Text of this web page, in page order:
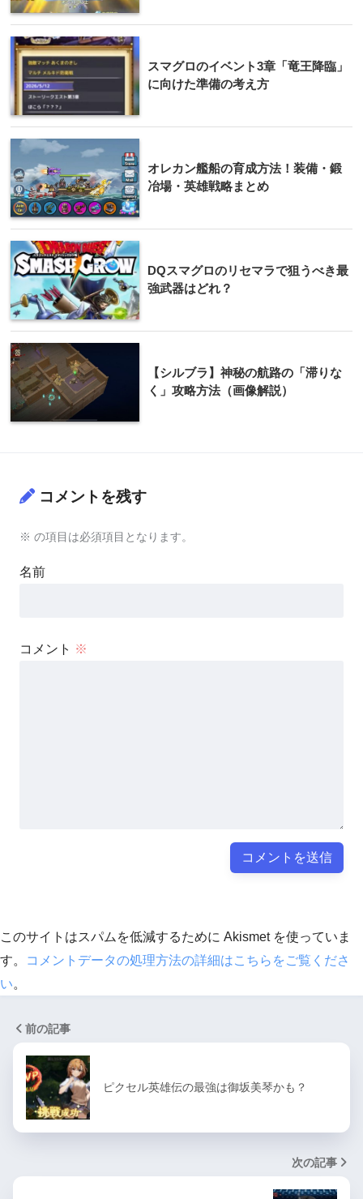
スマグロのイベント3章「竜王降臨」
に向けた準備の考え方
オレカン艦船の育成方法！装備・鍛
冶場・英雄戦略まとめ
DQスマグロのリセマラで狙うべき最
強武器はどれ？
【シルブラ】神秘の航路の「滞りな
く」攻略方法（画像解説）
コメントを残す
※ の項目は必須項目となります。
名前
コメント ※
このサイトはスパムを低減するために Akismet を使っていま
す。
コメントデータの処理方法の詳細はこちらをご覧くださ
い。
前の記事
ピクセル英雄伝の最強は御坂美琴かも？
次の記事